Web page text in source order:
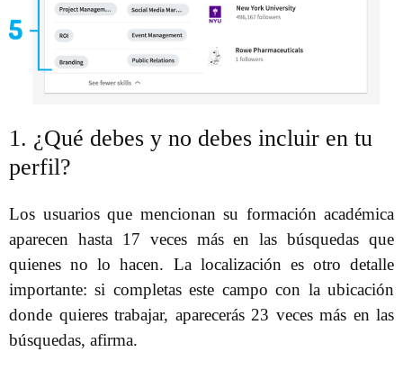
1. ¿Qué debes y no debes incluir en tu
perfil?
Los usuarios que mencionan su formación académica
aparecen hasta 17 veces más en las búsquedas que
quienes no lo hacen. La localización es otro detalle
importante: si completas este campo con la ubicación
donde quieres trabajar, aparecerás 23 veces más en las
búsquedas, afirma.